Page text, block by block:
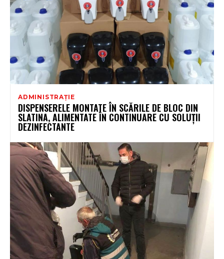
ADMINISTRAȚIE
DISPENSERELE MONTATE ÎN SCĂRILE DE BLOC DIN
SLATINA, ALIMENTATE ÎN CONTINUARE CU SOLUȚII
DEZINFECTANTE